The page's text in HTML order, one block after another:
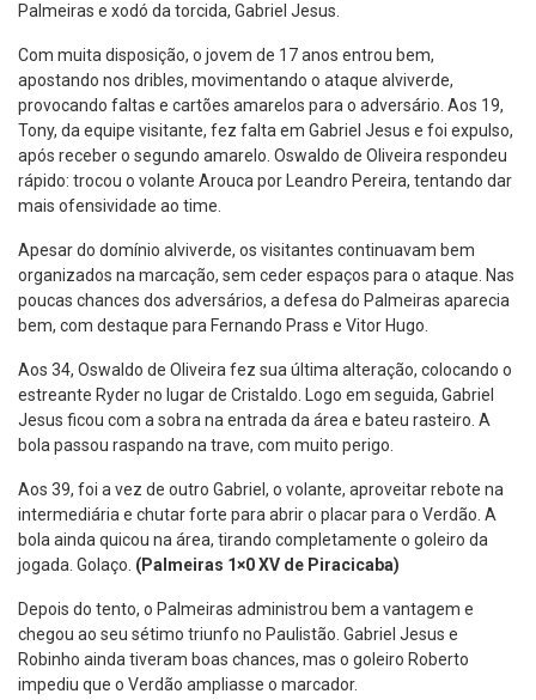
Palmeiras e xodó da torcida, Gabriel Jesus.
Com muita disposição, o jovem de 17 anos entrou bem,
apostando nos dribles, movimentando o ataque alviverde,
provocando faltas e cartões amarelos para o adversário. Aos 19,
Tony, da equipe visitante, fez falta em Gabriel Jesus e foi expulso,
após receber o segundo amarelo. Oswaldo de Oliveira respondeu
rápido: trocou o volante Arouca por Leandro Pereira, tentando dar
mais ofensividade ao time.
Apesar do domínio alviverde, os visitantes continuavam bem
organizados na marcação, sem ceder espaços para o ataque. Nas
poucas chances dos adversários, a defesa do Palmeiras aparecia
bem, com destaque para Fernando Prass e Vitor Hugo.
Aos 34, Oswaldo de Oliveira fez sua última alteração, colocando o
estreante Ryder no lugar de Cristaldo. Logo em seguida, Gabriel
Jesus ficou com a sobra na entrada da área e bateu rasteiro. A
bola passou raspando na trave, com muito perigo.
Aos 39, foi a vez de outro Gabriel, o volante, aproveitar rebote na
intermediária e chutar forte para abrir o placar para o Verdão. A
bola ainda quicou na área, tirando completamente o goleiro da
jogada. Golaço. (Palmeiras 1×0 XV de Piracicaba)
Depois do tento, o Palmeiras administrou bem a vantagem e
chegou ao seu sétimo triunfo no Paulistão. Gabriel Jesus e
Robinho ainda tiveram boas chances, mas o goleiro Roberto
impediu que o Verdão ampliasse o marcador.